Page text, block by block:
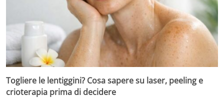
Togliere le lentiggini? Cosa sapere su laser, peeling e
crioterapia prima di decidere